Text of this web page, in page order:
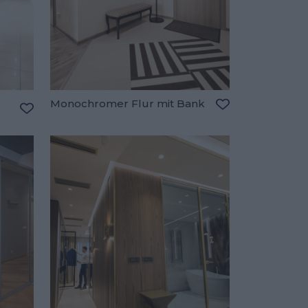
Monochromer Flur mit Bank